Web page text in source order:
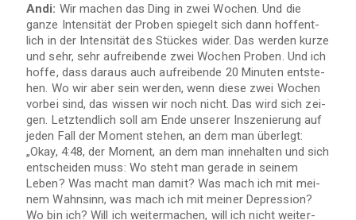
Andi: Wir machen das Ding in zwei Wochen. Und die
ganze Inten­si­tät der Pro­ben spie­gelt sich dann hof­fent­
lich in der Inten­si­tät des Stü­ckes wider. Das wer­den kurze
und sehr, sehr auf­rei­bende zwei Wochen Pro­ben. Und ich
hoffe, dass dar­aus auch auf­rei­bende 20 Minu­ten ent­ste­
hen. Wo wir aber sein wer­den, wenn diese zwei Wochen
vor­bei sind, das wis­sen wir noch nicht. Das wird sich zei­
gen. Letzt­end­lich soll am Ende unse­rer Insze­nie­rung auf
jeden Fall der Moment ste­hen, an dem man über­legt:
„Okay, 4:48, der Moment, an dem man inne­hal­ten und sich
ent­schei­den muss: Wo steht man gerade in sei­nem
Leben? Was macht man damit? Was mach ich mit mei­
nem Wahn­sinn, was mach ich mit mei­ner Depres­sion?
Wo bin ich? Will ich wei­ter­ma­chen, will ich nicht wei­ter­